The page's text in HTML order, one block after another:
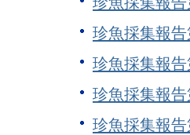
珍魚採集報
珍魚採集報
珍魚採集報
珍魚採集報